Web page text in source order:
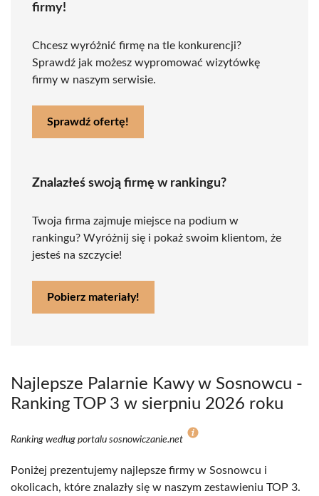
firmy!
Chcesz wyróżnić firmę na tle konkurencji?
Sprawdź jak możesz wypromować wizytówkę
firmy w naszym serwisie.
Sprawdź ofertę!
Znalazłeś swoją firmę w rankingu?
Twoja firma zajmuje miejsce na podium w
rankingu? Wyróżnij się i pokaż swoim klientom, że
jesteś na szczycie!
Pobierz materiały!
Najlepsze Palarnie Kawy w Sosnowcu -
Ranking TOP 3 w sierpniu 2026 roku
Ranking według portalu sosnowiczanie.net
Poniżej prezentujemy najlepsze firmy w Sosnowcu i
okolicach, które znalazły się w naszym zestawieniu TOP 3.